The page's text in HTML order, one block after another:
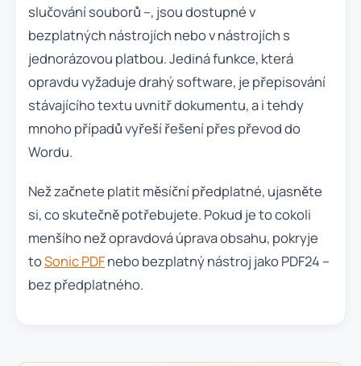
slučování souborů –, jsou dostupné v
bezplatných nástrojích nebo v nástrojích s
jednorázovou platbou. Jediná funkce, která
opravdu vyžaduje drahý software, je přepisování
stávajícího textu uvnitř dokumentu, a i tehdy
mnoho případů vyřeší řešení přes převod do
Wordu.
Než začnete platit měsíční předplatné, ujasněte
si, co skutečně potřebujete. Pokud je to cokoli
menšího než opravdová úprava obsahu, pokryje
toSonic PDFnebo bezplatný nástroj jako PDF24 –
bez předplatného.